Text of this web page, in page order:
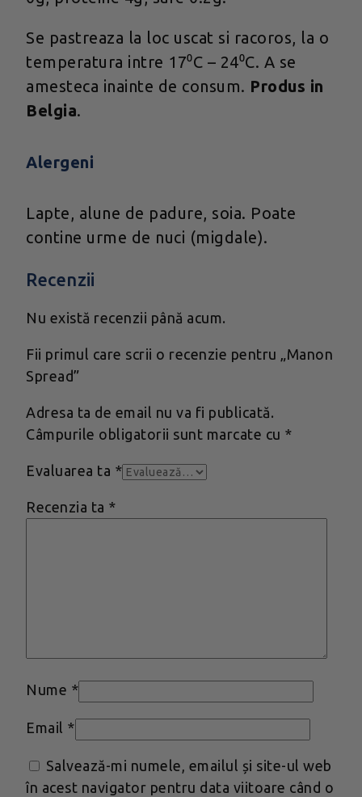
Se pastreaza la loc uscat si racoros, la o
temperatura intre 17⁰C – 24⁰C. A se
amesteca inainte de consum. Produs in
Belgia.
Alergeni
Lapte, alune de padure, soia. Poate
contine urme de nuci (migdale).
Recenzii
Nu există recenzii până acum.
Fii primul care scrii o recenzie pentru „Manon
Spread”
Adresa ta de email nu va fi publicată.
Câmpurile obligatorii sunt marcate cu *
Evaluarea ta *
Recenzia ta *
Nume *
Email *
Salvează-mi numele, emailul și site-ul web
în acest navigator pentru data viitoare când o